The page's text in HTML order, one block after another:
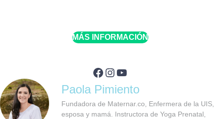
MÁS INFORMACIÓN
Facebook
Instagram
YouTube
Paola Pimiento
Fundadora de Maternar.co, Enfermera de la UIS,
esposa y mamá. Instructora de Yoga Prenatal,